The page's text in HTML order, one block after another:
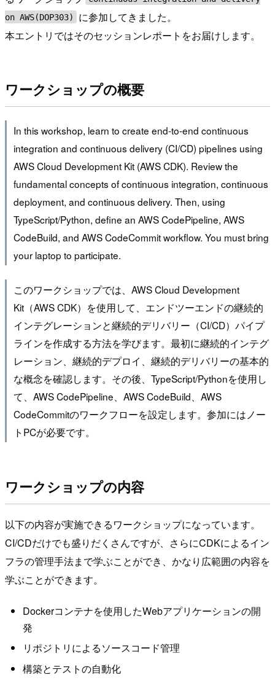
on AWS(DOP303)
に参加してきました。
本エントリではそのセッションレポートをお届けします。
ワークショップの概要
In this workshop, learn to create end-to-end continuous
integration and continuous delivery (CI/CD) pipelines using
AWS Cloud Development Kit (AWS CDK). Review the
fundamental concepts of continuous integration, continuous
deployment, and continuous delivery. Then, using
TypeScript/Python, define an AWS CodePipeline, AWS
CodeBuild, and AWS CodeCommit workflow. You must bring
your laptop to participate.
このワークショップでは、AWS Cloud Development
Kit（AWS CDK）を使用して、エンドツーエンドの継続的
インテグレーションと継続的デリバリー（CI/CD）パイプ
ラインを作成する方法を学びます。最初に継続的インテグ
レーション、継続的デプロイ、継続的デリバリーの基本的
な概念を確認します。その後、TypeScript/Pythonを使用し
て、AWS CodePipeline、AWS CodeBuild、AWS
CodeCommitのワークフローを設定します。参加にはノー
トPCが必要です。
ワークショップの内容
以下の内容が実施できるワークショップになっています。
CI/CDだけでも盛りだくさんですが、さらにCDKによるイン
フラの管理手法まで学ぶことができ、かなり広範囲の内容を
学ぶことができます。
Dockerコンテナを使用したWebアプリケーションの開
発
リポジトリによるソースコード管理
構築とテストの自動化